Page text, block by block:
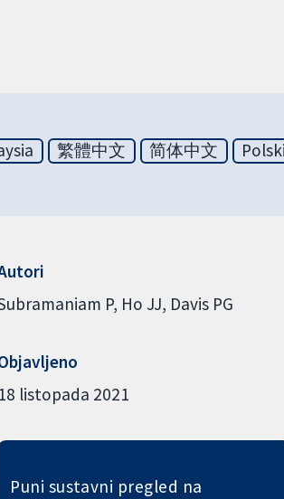
繁體中文 简体中文
Polski
P Ho JJ Davis PG
18 listopada 2021
Puni sustavni pregled na